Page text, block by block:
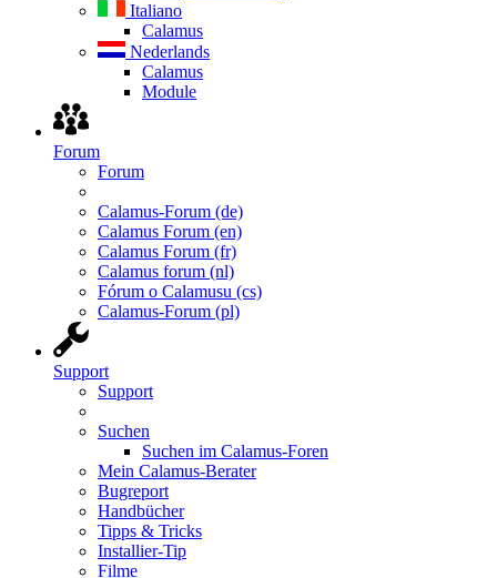
Italiano
Calamus
Nederlands
Calamus
Module
Forum
Forum
Calamus-Forum (de)
Calamus Forum (en)
Calamus Forum (fr)
Calamus forum (nl)
Fórum o Calamusu (cs)
Calamus-Forum (pl)
Support
Support
Suchen
Suchen im Calamus-Foren
Mein Calamus-Berater
Bugreport
Handbücher
Tipps & Tricks
Installier-Tip
Filme